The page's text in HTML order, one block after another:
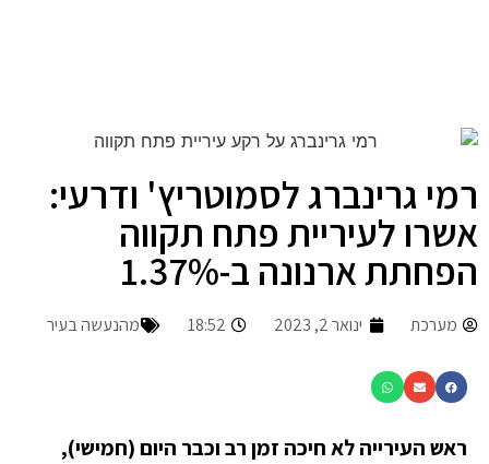
רמי גרינברג לסמוטריץ' ודרעי:
אשרו לעיריית פתח תקווה
הפחתת ארנונה ב-1.37%
מערכת ינואר 2, 2023 18:52 מהנעשה בעיר
ראש העירייה לא חיכה זמן רב וכבר היום (חמישי),